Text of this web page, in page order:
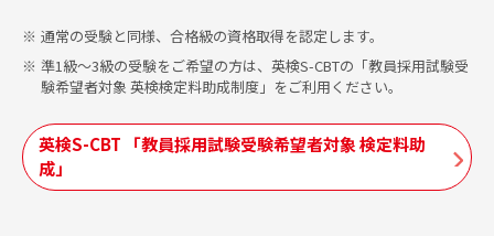
通常の受験と同様、合格級の資格取得を認定します。
準1級～3級の受験をご希望の方は、英検S-CBTの「教員採用試験受
験希望者対象 英検検定料助成制度」をご利用ください。
英検S-CBT 「教員採用試験受験希望者対象 検定料助
成」